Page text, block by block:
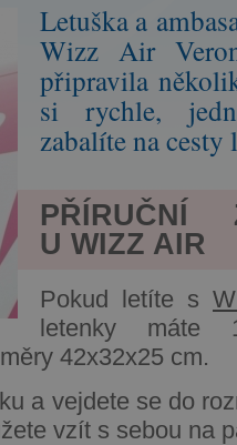
Letuška a
Wizz Air
připravila
si rychle,
zabalíte na cesty
PŘÍRUČNÍ
U WIZZ AIR
Pokud letíte s
letenky máte
42x32x25 cm.
a vejdete se do
vzít s sebou na